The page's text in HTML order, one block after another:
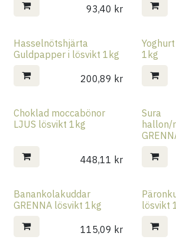
93,40 kr
Hasselnötshjärta
Guldpapper i lösvikt 1kg
200,89 kr
1kg
Choklad moccabönor
LJUS lösvikt 1kg
448,11 kr
Sura
hallon/
Banankolakuddar
GRENNA lösvikt 1kg
115,09 kr
lösvikt